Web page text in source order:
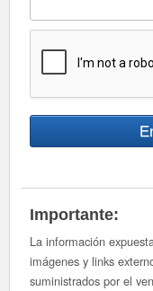
Importante:
La información
imágenes y links
suministrados por el